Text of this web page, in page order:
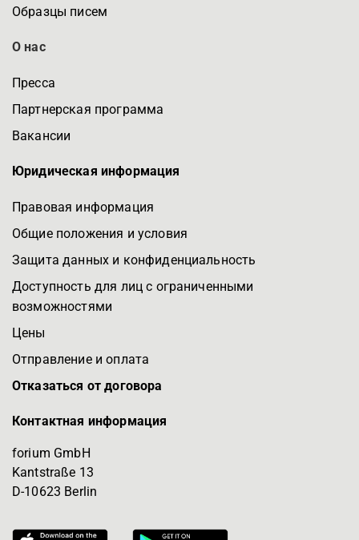
Образцы писем
О нас
Пресса
Партнерская программа
Вакансии
Юридическая информация
Правовая информация
Общие положения и условия
Защита данных и конфиденциальность
Доступность для лиц с ограниченными
возможностями
Цены
Отправление и оплата
Отказаться от договора
Контактная информация
forium GmbH
Kantstraße 13
D-10623 Berlin